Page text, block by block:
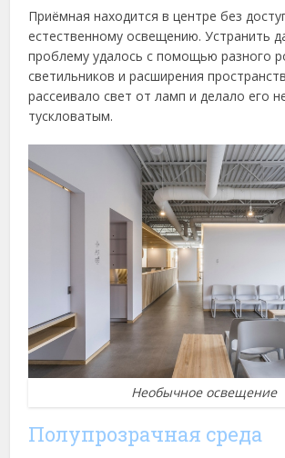
Приёмная находится в центре без
естественному освещению. Устранить
проблему удалось с помощью разного
светильников и расширения
рассеивало свет от ламп и делало его
тускловатым.
Необычное освещение
Полупрозрачная среда